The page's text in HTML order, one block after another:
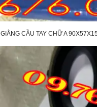
GIẰNG CẦU TAY CHỮ A